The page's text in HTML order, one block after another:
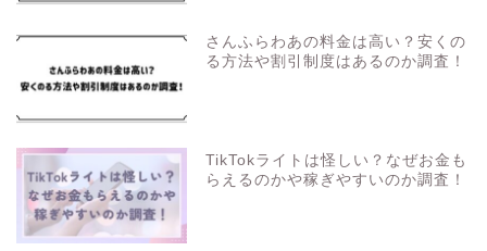
さんふらわあの料金は高い？安くの
る方法や割引制度はあるのか調査！
TikTokライトは怪しい？なぜお金も
らえるのかや稼ぎやすいのか調査！